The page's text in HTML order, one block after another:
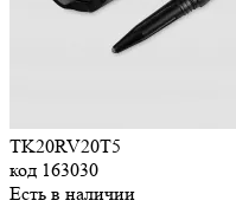
TK20RV20T5
код 163030
Есть в наличии